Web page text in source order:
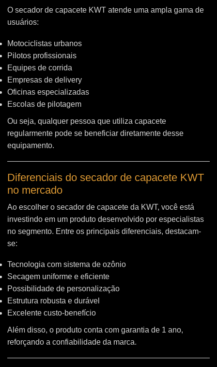
O secador de capacete KWT atende uma ampla gama de
usuários:
Motociclistas urbanos
Pilotos profissionais
Equipes de corrida
Empresas de delivery
Oficinas especializadas
Escolas de pilotagem
Ou seja, qualquer pessoa que utiliza capacete
regularmente pode se beneficiar diretamente desse
equipamento.
Diferenciais do secador de capacete KWT
no mercado
Ao escolher o secador de capacete da KWT, você está
investindo em um produto desenvolvido por especialistas
no segmento. Entre os principais diferenciais, destacam-
se:
Tecnologia com sistema de ozônio
Secagem uniforme e eficiente
Possibilidade de personalização
Estrutura robusta e durável
Excelente custo-benefício
Além disso, o produto conta com garantia de 1 ano,
reforçando a confiabilidade da marca.